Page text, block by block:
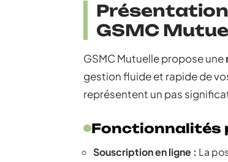
Présentation
GSMC
GSMC Mutuelle propose une
gestion fluide et rapide de
représentent un pas
Fonctionnalités
Souscription en ligne : La